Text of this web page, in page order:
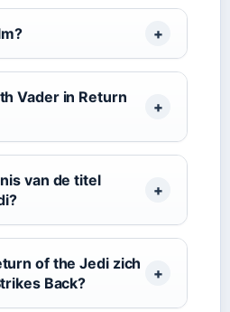
Vader in Return
van de titel
of the Jedi zich
Back?